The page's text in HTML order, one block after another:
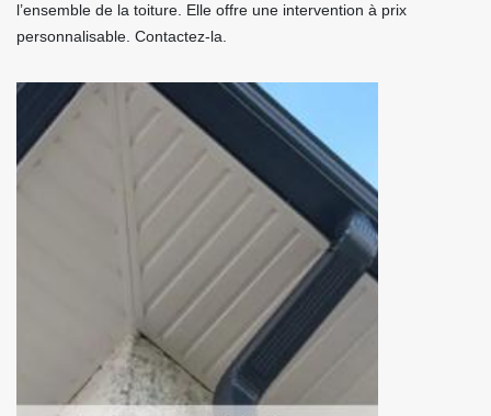
l’ensemble de la toiture. Elle offre une intervention à prix
personnalisable. Contactez-la.